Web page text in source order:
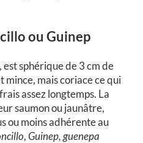
ou Guinep
sphérique de 3 cm de
mince, mais coriace ce qui
assez longtemps. La
saumon ou jaunâtre,
ou moins adhérente au
,Guinep, guenepa